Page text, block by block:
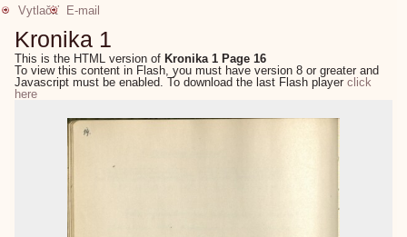
Vytlačiť
E-mail
Kronika 1
This is the HTML version of Kronika 1 Page 16
To view this content in Flash, you must have version 8 or greater and
Javascript must be enabled. To download the last Flash playerclick
here